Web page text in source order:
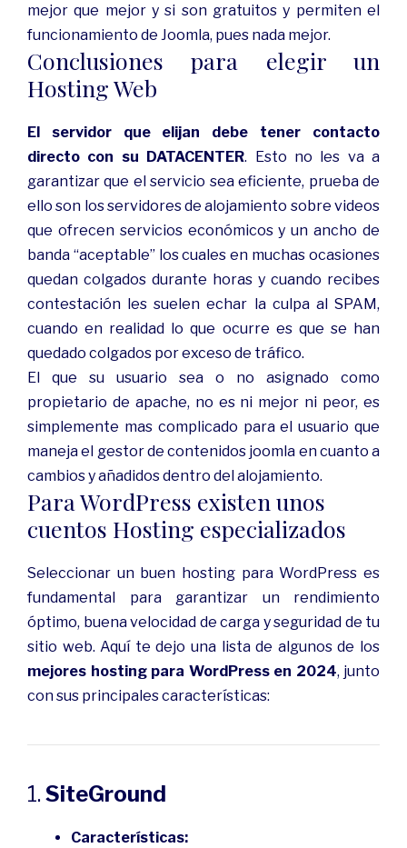
mejor que mejor y si son gratuitos y permiten el
funcionamiento de Joomla, pues nada mejor.
Conclusiones para elegir un
Hosting Web
El servidor que elijan debe tener contacto
directo con su DATACENTER. Esto no les va a
garantizar que el servicio sea eficiente, prueba de
ello son los servidores de alojamiento sobre videos
que ofrecen servicios económicos y un ancho de
banda “aceptable” los cuales en muchas ocasiones
quedan colgados durante horas y cuando recibes
contestación les suelen echar la culpa al SPAM,
cuando en realidad lo que ocurre es que se han
quedado colgados por exceso de tráfico.
El que su usuario sea o no asignado como
propietario de apache, no es ni mejor ni peor, es
simplemente mas complicado para el usuario que
maneja el gestor de contenidos joomla en cuanto a
cambios y añadidos dentro del alojamiento.
Para WordPress existen unos
cuentos Hosting especializados
Seleccionar un buen hosting para WordPress es
fundamental para garantizar un rendimiento
óptimo, buena velocidad de carga y seguridad de tu
sitio web. Aquí te dejo una lista de algunos de los
mejores hosting para WordPress en 2024, junto
con sus principales características:
1. SiteGround
Características: